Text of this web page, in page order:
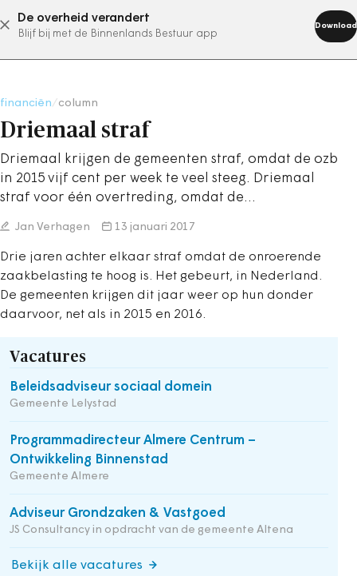
De overheid verandert
Blijf bij met de Binnenlands Bestuur app
Download
abonneer nu
financiën column
Driemaal straf
Driemaal krijgen de gemeenten straf, omdat de ozb
in 2015 vijf cent per week te veel steeg. Driemaal
straf voor één overtreding, omdat de…
Jan Verhagen 13 januari 2017
Drie jaren achter elkaar straf omdat de onroerende
zaakbelasting te hoog is. Het gebeurt, in Nederland.
De gemeenten krijgen dit jaar weer op hun donder
daarvoor, net als in 2015 en 2016.
Vacatures
Beleidsadviseur sociaal domein
Gemeente Lelystad
Programmadirecteur Almere Centrum –
Ontwikkeling Binnenstad
Gemeente Almere
Adviseur Grondzaken & Vastgoed
JS Consultancy in opdracht van de gemeente Altena
Bekijk alle vacatures